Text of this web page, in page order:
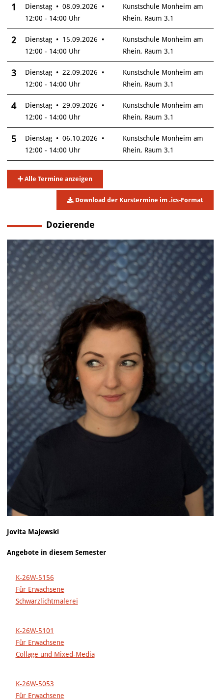
Insgesamt gibt es 6 Termine zum diesen Kurs
1
Dienstag • 08.09.2026 •
12:00 - 14:00 Uhr
Kunstschule Monheim am
Rhein, Raum 3.1
2
Dienstag • 15.09.2026 •
12:00 - 14:00 Uhr
Kunstschule Monheim am
Rhein, Raum 3.1
3
Dienstag • 22.09.2026 •
12:00 - 14:00 Uhr
Kunstschule Monheim am
Rhein, Raum 3.1
4
Dienstag • 29.09.2026 •
12:00 - 14:00 Uhr
Kunstschule Monheim am
Rhein, Raum 3.1
5
Dienstag • 06.10.2026 •
12:00 - 14:00 Uhr
Kunstschule Monheim am
Rhein, Raum 3.1
Alle Termine anzeigen
Download der Kurstermine im .ics-Format
Dozierende
Jovita Majewski
Angebote in diesem Semester
K-26W-5156
Für Erwachsene
Schwarzlichtmalerei
K-26W-5101
Für Erwachsene
Collage und Mixed-Media
K-26W-5053
Für Erwachsene